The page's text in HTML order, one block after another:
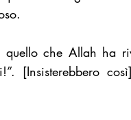
che Allah ha
[Insisterebbero